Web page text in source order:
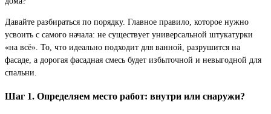
Давайте разбираться по порядку. Главное правило, которое нужно
усвоить с самого начала: не существует универсальной штукатурки
«на всё». То, что идеально подходит для ванной, разрушится на
фасаде, а дорогая фасадная смесь будет избыточной и невыгодной для
спальни.
Шаг 1. Определяем место работ: внутри или снаружи?